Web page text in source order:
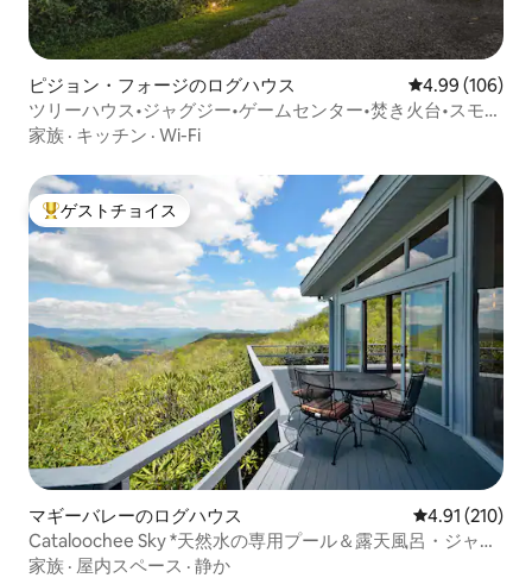
ピジョン・フォージのログハウス レビュー106
4.99 (106)
ツリーハウス•ジャグジー•ゲームセンター•焚き火台•スモー
キー
家族 · キッチン · Wi-Fi
大好評のゲストチョイスです。
ゲストチョイス
マギーバレーのログハウス レビュー210
4.91 (210)
Cataloochee Sky *天然水の専用プール＆露天風呂・ジャグ
ジー
家族 · 屋内スペース · 静か